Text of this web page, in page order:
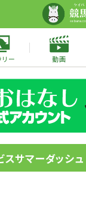
リー 動画
サマーダッシュ